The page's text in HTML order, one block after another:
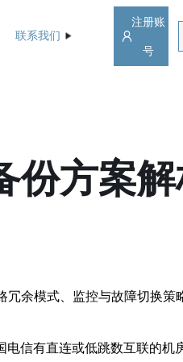
联系我们
注册账
号
份方案
余模式、监控与故障切换策
信有直连或低跳数互联的机